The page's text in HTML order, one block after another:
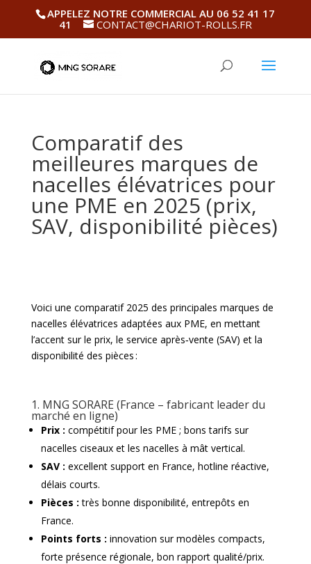
APPELEZ NOTRE COMMERCIAL AU 06 52 41 17
41
CONTACT@CHARIOT-ROLLS.FR
Comparatif des
meilleures marques de
nacelles élévatrices pour
une PME en 2025 (prix,
SAV, disponibilité pièces)
Voici une comparatif 2025 des principales marques de
nacelles élévatrices adaptées aux PME, en mettant
l’accent sur le prix, le service après‑vente (SAV) et la
disponibilité des pièces :
1. MNG SORARE (France – fabricant leader du
marché en ligne)
Prix : compétitif pour les PME ; bons tarifs sur
nacelles ciseaux et les nacelles à mât vertical.
SAV : excellent support en France, hotline réactive,
délais courts.
Pièces : très bonne disponibilité, entrepôts en
France.
Points forts : innovation sur modèles compacts,
forte présence régionale, bon rapport qualité/prix.